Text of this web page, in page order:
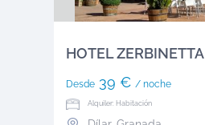
HOTEL ZERBINETTA
Desde39 € / noche
Alquiler: Habitación